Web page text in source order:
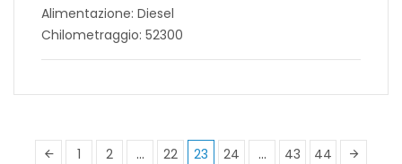
Alimentazione: Diesel
Chilometraggio: 52300
1 2 … 22 23 24 … 43 44